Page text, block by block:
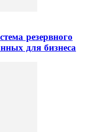
резервного
для бизнеса